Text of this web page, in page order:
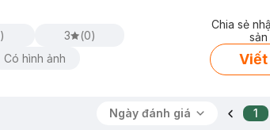
) 3 (0)
Có hình ảnh
Chia sẻ
Viết
Ngày đánh giá 1